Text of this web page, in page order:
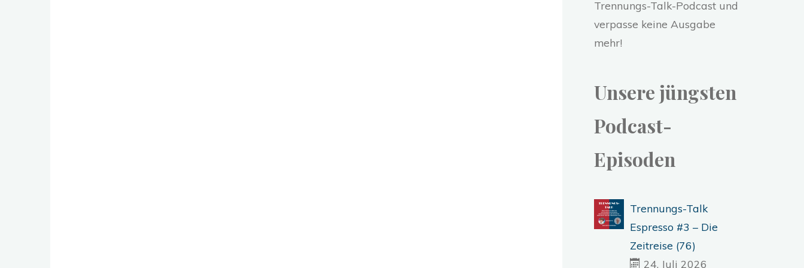
Trennungs-Talk-Podcast und
verpasse keine Ausgabe
mehr!
Unsere jüngsten
Podcast-
Episoden
Trennungs-Talk
Espresso #3 – Die
Zeitreise (76)
24. Juli 2026